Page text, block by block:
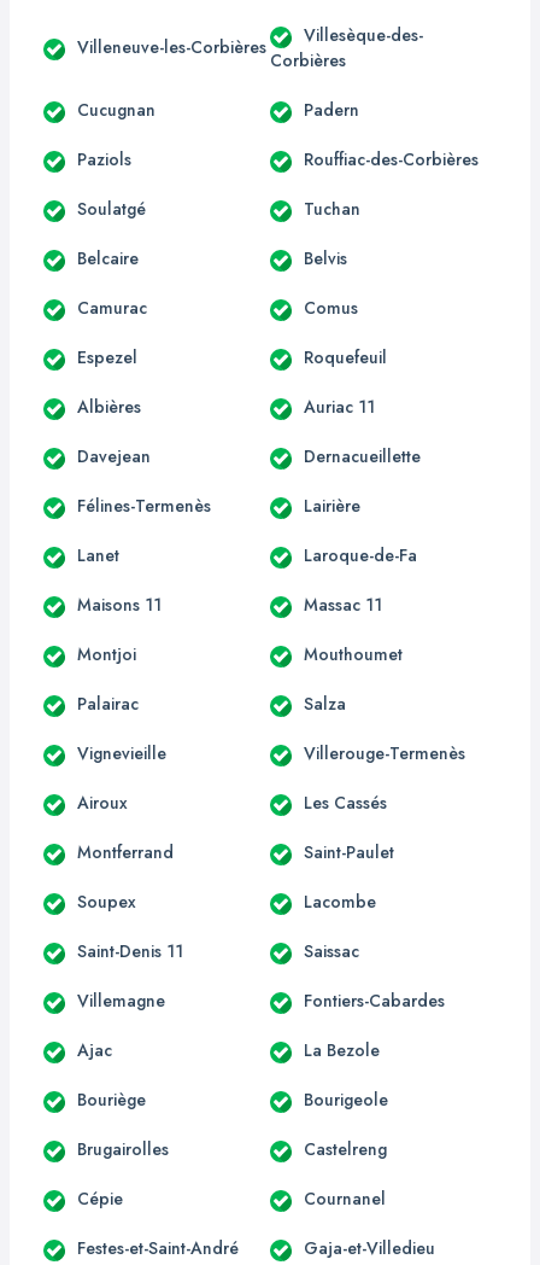
Villeneuve-les-Corbières
Villesèque-des-
Corbières
Cucugnan Padern
Paziols Rouffiac-des-Corbières
Soulatgé Tuchan
Belcaire Belvis
Camurac Comus
Espezel Roquefeuil
Albières Auriac 11
Davejean Dernacueillette
Félines-Termenès Lairière
Lanet Laroque-de-Fa
Maisons 11 Massac 11
Montjoi Mouthoumet
Palairac Salza
Vignevieille Villerouge-Termenès
Airoux Les Cassés
Montferrand Saint-Paulet
Soupex Lacombe
Saint-Denis 11 Saissac
Villemagne Fontiers-Cabardes
Ajac La Bezole
Bouriège Bourigeole
Brugairolles Castelreng
Cépie Cournanel
Festes-et-Saint-André Gaja-et-Villedieu